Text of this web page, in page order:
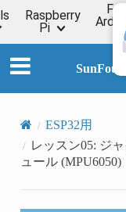
Raspberry
Pi
For
ESP32用
レッスン05: ジ
ュール (MPU6050)